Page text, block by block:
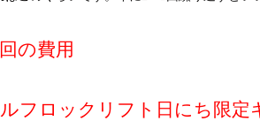
の費用
フロックリフト日にち限定